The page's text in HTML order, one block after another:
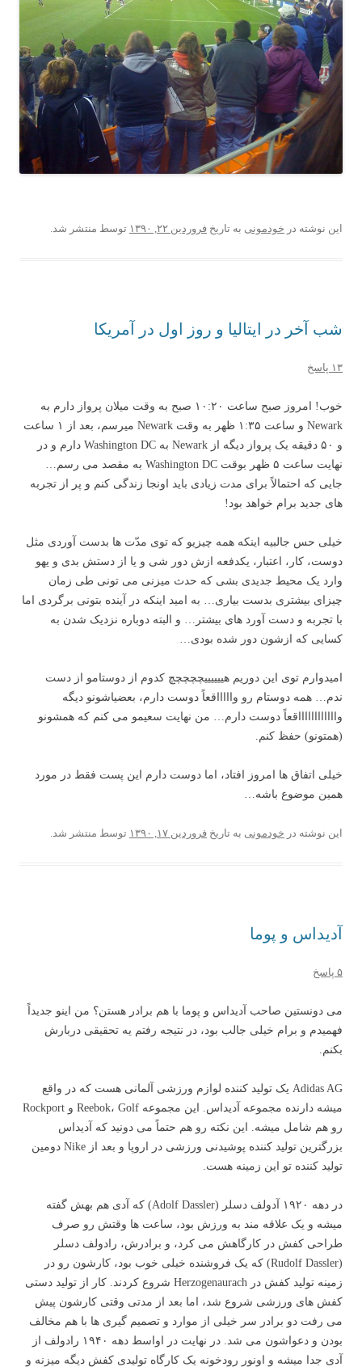
این نوشته در خودمونی به تاریخ فروردین ۲۲, ۱۳۹۰ توسط منتشر شد.
شب آخر در ایتالیا و روز اول در آمریکا
۱۳ پاسخ
خوب! امروز صبح ساعت ۱۰:۲۰ صبح به وقت میلان پرواز دارم به
Newark و ساعت ۱:۳۵ ظهر به وقت Newark میرسم، بعد از ۱ ساعت
و ۵۰ دقیقه یک پرواز دیگه از Newark به Washington DC دارم و در
نهایت ساعت ۵ ظهر بوقت Washington DC به مقصد می رسم…
جایی که احتمالاً برای مدت زیادی باید اونجا زندگی کنم و پر از تجربه
های جدید برام خواهد بود!
خیلی حس جالبیه اینکه همه چیزیو که توی مدّت ها بدست آوردی مثل
دوست، کار، اعتبار، یکدفعه ازش دور شی و یا از دستش بدی و یهو
وارد یک محیط جدیدی بشی که حدث میزنی می تونی طی زمان
چیزای بیشتری بدست بیاری… به امید اینکه در آینده بتونی برگردی اما
با تجربه و دست آورد های بیشتر… و البته دوباره نزدیک شدن به
کسایی که ازشون دور شده بودی…
امیدوارم توی این دوریم هییییییچچچچچ کدوم از دوستامو از دست
ندم… همه دوستام رو واااااقعاً دوست دارم، بعضیاشونو دیگه
وااااااااااااقعاً دوست دارم… من نهایت سعیمو می کنم که همشونو
(همتونو) حفظ کنم.
خیلی اتفاق ها امروز افتاد، اما دوست دارم این پست فقط در مورد
همین موضوع باشه…
این نوشته در خودمونی به تاریخ فروردین ۱۷, ۱۳۹۰ توسط منتشر شد.
آدیداس و پوما
۵ پاسخ
می دونستین صاحب آدیداس و پوما با هم برادر هستن؟ من اینو جدیداً
فهمیدم و برام خیلی جالب بود، در نتیجه رفتم یه تحقیقی دربارش
بکنم.
Adidas AG یک تولید کننده لوازم ورزشی آلمانی هست که در واقع
میشه دارنده مجموعه آدیداس. این مجموعه Reebok، Golf و Rockport
رو هم شامل میشه. این نکته رو هم حتماً می دونید که آدیداس
بزرگترین تولید کننده پوشیدنی ورزشی در اروپا و بعد از Nike دومین
تولید کننده تو این زمینه هست.
در دهه ۱۹۲۰ آدولف دسلر (Adolf Dassler) که آدی هم بهش گفته
میشه و یک علاقه مند به ورزش بود، ساعت ها وقتش رو صرف
طراحی کفش در کارگاهش می کرد، و برادرش، رادولف دسلر
(Rudolf Dassler) که یک فروشنده خیلی خوب بود، کارشون رو در
زمینه تولید کفش در Herzogenaurach شروع کردند. کار از تولید دستی
کفش های ورزشی شروع شد، اما بعد از مدتی وقتی کارشون پیش
می رفت دو برادر سر خیلی از موارد و تصمیم گیری ها با هم مخالف
بودن و دعواشون می شد. در نهایت در اواسط دهه ۱۹۴۰ رادولف از
آدی جدا میشه و اونور رودخونه یک کارگاه تولیدی کفش دیگه میزنه و